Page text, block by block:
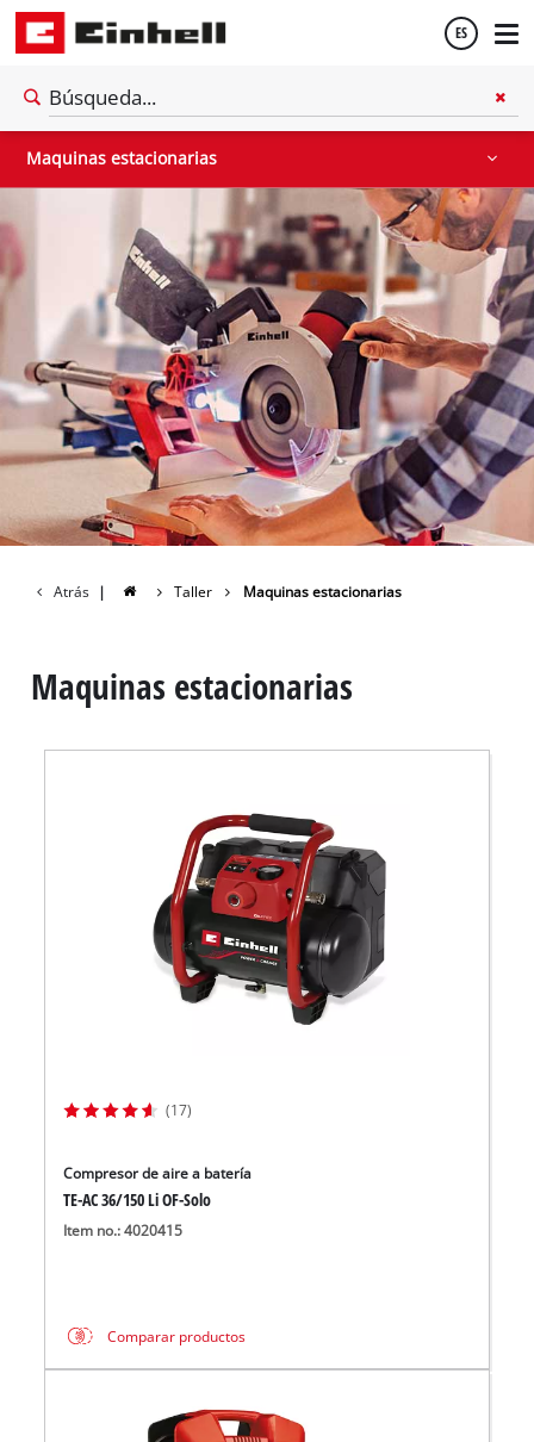
ES
Maquinas estacionarias
Sierras de mesa
Otras máquinas
Atrás | Taller Maquinas estacionarias
Maquinas estacionarias
(17)
Compresor de aire a batería
TE-AC 36/150 Li OF-Solo
Item no.: 4020415
Comparar productos